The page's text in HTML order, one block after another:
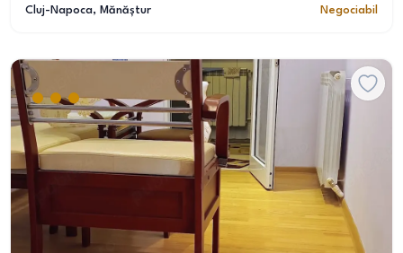
Cluj-Napoca, Mănăștur Negociabil